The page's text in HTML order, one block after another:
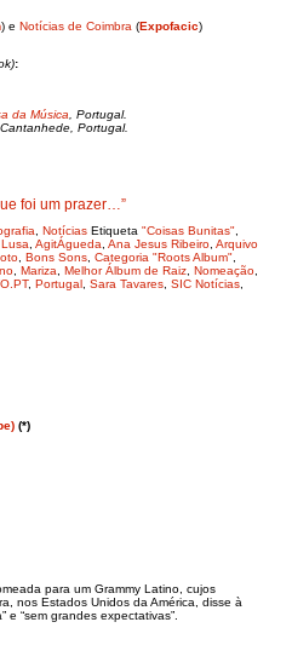
) e Notícias de Coimbra (Expofacic)
:
da Música , Portugal.
Portugal.
foi um prazer…”
Notícias Etiqueta "Coisas Bunitas"
AgitÁgueda Ana Jesus Ribeiro Arquivo
Bons Sons Categoria "Roots Album"
Mariza Melhor Álbum de Raiz Nomeação
, Portugal Sara Tavares SIC Notícias
(*)
para um Grammy Latino, cujos
nos Estados Unidos da América, disse à
e “sem grandes expectativas”.